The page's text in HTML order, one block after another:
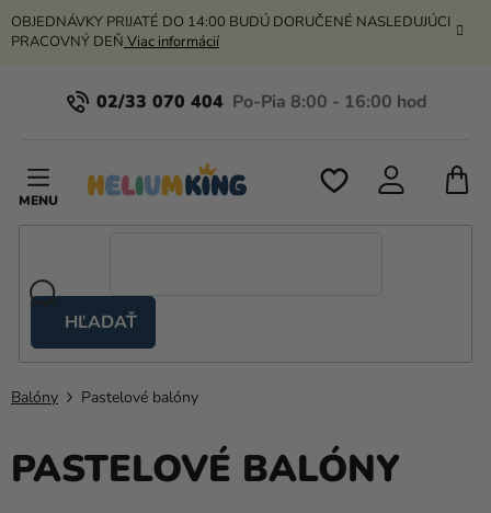
Prejsť
na
OBJEDNÁVKY PRIJATÉ DO 14:00 BUDÚ DORUČENÉ NASLEDUJÚCI
PRACOVNÝ DEŇ Viac informácií
02/33 070 404
HĽADAŤ
stany
Kanekalon
Hélium
a
Balóny Pastelové balóny
PASTELOVÉ BALÓNY